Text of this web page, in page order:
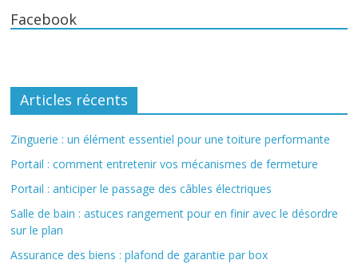
Facebook
Articles récents
Zinguerie : un élément essentiel pour une toiture performante
Portail : comment entretenir vos mécanismes de fermeture
Portail : anticiper le passage des câbles électriques
Salle de bain : astuces rangement pour en finir avec le désordre
sur le plan
Assurance des biens : plafond de garantie par box